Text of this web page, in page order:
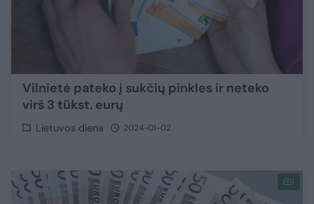
Vilnietė pateko į sukčių pinkles ir neteko
virš 3 tūkst. eurų
Lietuvos diena 2024-01-02
1